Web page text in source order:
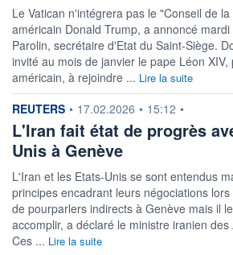
Le Vatican ‌n'intégrera pas le "Conseil de
américain ​Donald Trump, a annoncé
Parolin, secrétaire d'Etat du Saint-Siège.
invité au mois de ​janvier le pape Léon
américain, à rejoindre ... Lire la suite
information fournie par
REUTERS • 17.02.2026 • 15:12 •
L'Iran fait état de progrès
Unis à Genève
L'Iran et les Etats-Unis se sont entendus
principes encadrant leurs négociations
de pourparlers indirects à Genève mais il
accomplir, a déclaré le ministre iranien
Ces ... Lire la suite